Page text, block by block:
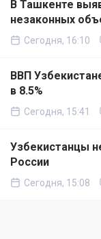
В Ташкенте
незаконных
Сегодня, 16:10
ВВП
в 8.5%
Сегодня, 15:41
Узбекистанцы
России
Сегодня, 15:08